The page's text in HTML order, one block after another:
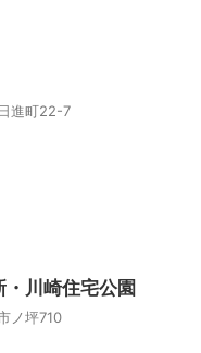
進町22-7
川崎住宅公園
ノ坪710